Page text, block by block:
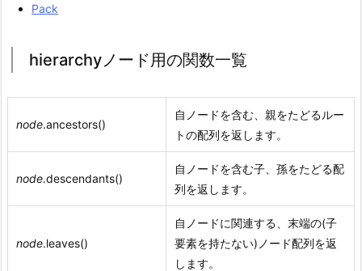
Pack
hierarchyノード用の関数一覧
node.ancestors()
自ノードを含む、親をたどるルー
トの配列を返します。
node.descendants()
自ノードを含む子、孫をたどる配
列を返します。
node.leaves()
自ノードに関連する、末端の(子
要素を持たない)ノード配列を返
します。